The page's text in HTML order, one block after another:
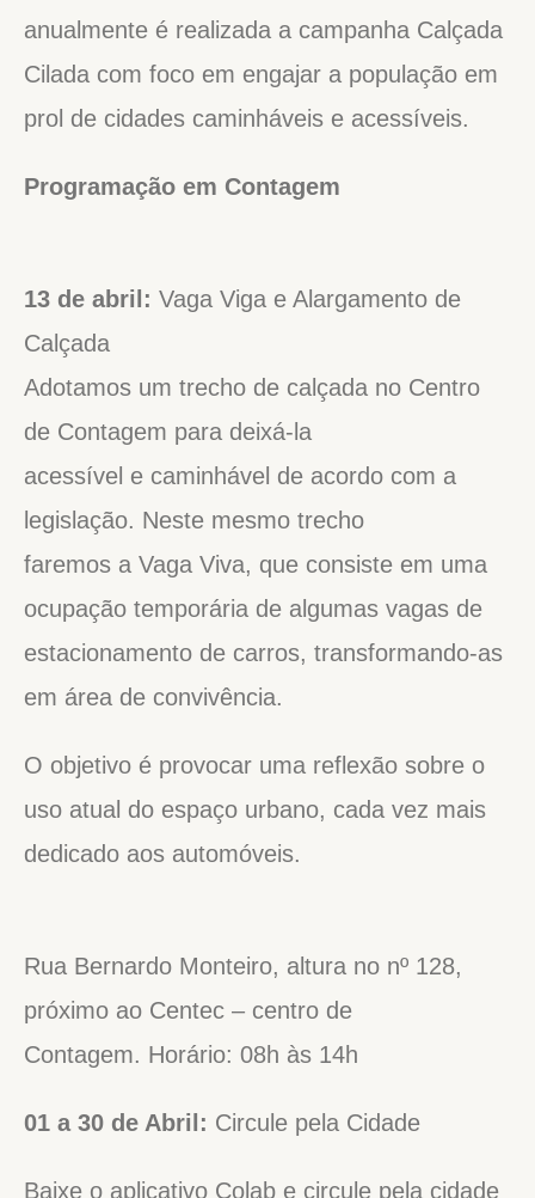
anualmente é realizada a campanha Calçada
Cilada com foco em engajar a população em
prol de cidades caminháveis e acessíveis.
Programação em Contagem
13 de abril: Vaga Viga e Alargamento de
Calçada
Adotamos um trecho de calçada no Centro
de Contagem para deixá-la
acessível e caminhável de acordo com a
legislação. Neste mesmo trecho
faremos a Vaga Viva, que consiste em uma
ocupação temporária de algumas vagas de
estacionamento de carros, transformando-as
em área de convivência.
O objetivo é provocar uma reflexão sobre o
uso atual do espaço urbano, cada vez mais
dedicado aos automóveis.
Rua Bernardo Monteiro, altura no nº 128,
próximo ao Centec – centro de
Contagem. Horário: 08h às 14h
01 a 30 de Abril: Circule pela Cidade
Baixe o aplicativo Colab e circule pela cidade